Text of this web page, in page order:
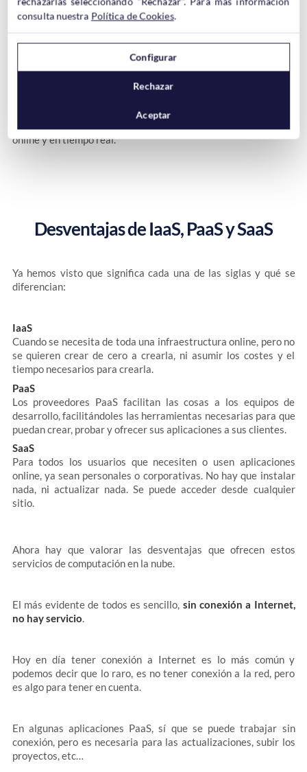
Google Apps
Gmail, Google Maps, Drive, Calendar…. Google es una fuente
El popular servicio de almacenamiento en la nube fue una de las
Slack es muy utilizado en el ámbito empresarial para gestionar
online y en tiempo real.
Desventajas de IaaS, PaaS y SaaS
Ya hemos visto que significa cada una de las siglas y qué se
diferencian:
IaaS
Cuando se necesita de toda una infraestructura online, pero no
se quieren crear de cero a crearla, ni asumir los costes y el
tiempo necesarios para crearla.
PaaS
Los proveedores PaaS facilitan las cosas a los equipos de
desarrollo, facilitándoles las herramientas necesarias para que
puedan crear, probar y ofrecer sus aplicaciones a sus clientes.
SaaS
Para todos los usuarios que necesiten o usen aplicaciones
online, ya sean personales o corporativas. No hay que instalar
nada, ni actualizar nada. Se puede acceder desde cualquier
sitio.
Ahora hay que valorar las desventajas que ofrecen estos
servicios de computación en la nube.
El más evidente de todos es sencillo, sin conexión a Internet,
no hay servicio
Hoy en día tener conexión a Internet es lo más común y
podemos decir que lo raro, es no tener conexión a la red, pero
es algo para tener en cuenta.
En algunas aplicaciones PaaS, sí que se puede trabajar sin
conexión, pero es necesaria para las actualizaciones, subir los
proyectos, etc…
consulta nuestra Política de Cookies.
Configurar
Rechazar
Aceptar